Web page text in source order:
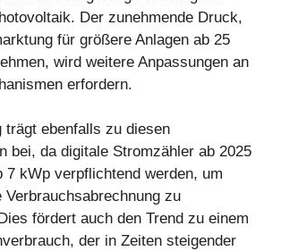
Der zunehmende Druck,
für größere Anlagen ab 25
wird weitere Anpassungen an
erfordern.
trägt ebenfalls zu diesen
bei, da digitale Stromzähler ab 2025
7 kWp verpflichtend werden, um
Verbrauchsabrechnung zu
fördert auch den Trend zu einem
der in Zeiten steigender